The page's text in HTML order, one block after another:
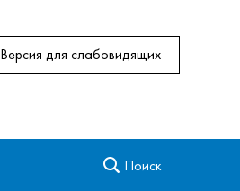
Версия для слабовидящих
Поиск